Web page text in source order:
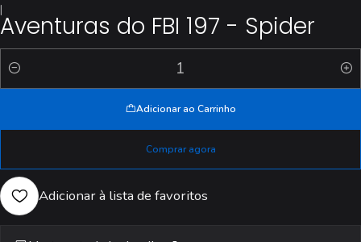
|
Aventuras do FBI 197 - Spider
Quantidade
Adicionar ao Carrinho
Comprar agora
Adicionar à lista de favoritos